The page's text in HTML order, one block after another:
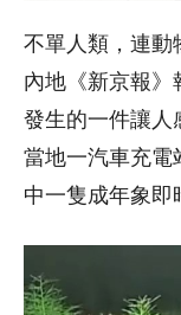
不單人類，連動
內地《新京報》
發生的一件讓人
當地一汽車充電
中一隻成年象即